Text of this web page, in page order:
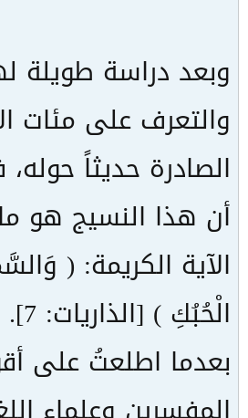
وبعد دراسة طويلة
والتعرف على مئات
الصادرة حديثاً
أن هذا النسيج هو
الآية الكريمة: (
بعدما اطلعتُ على